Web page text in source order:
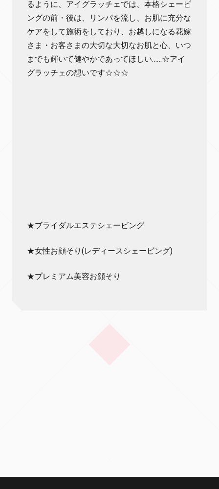
るように、アイグラッチェでは、本格シェービ
ングの前・後は、リンパを流し、お肌に充分な
ケアをして施術をしており、お越しになる花嫁
さま・お客さまの大切な大切なお肌と心、いつ
までも輝いて健やかであってほしい……☆アイ
グラッチェの想いです☆☆☆
★ブライダルエステシェービング
★女性お顔そり(レディースシェービング)
★プレミアム美容お顔そり